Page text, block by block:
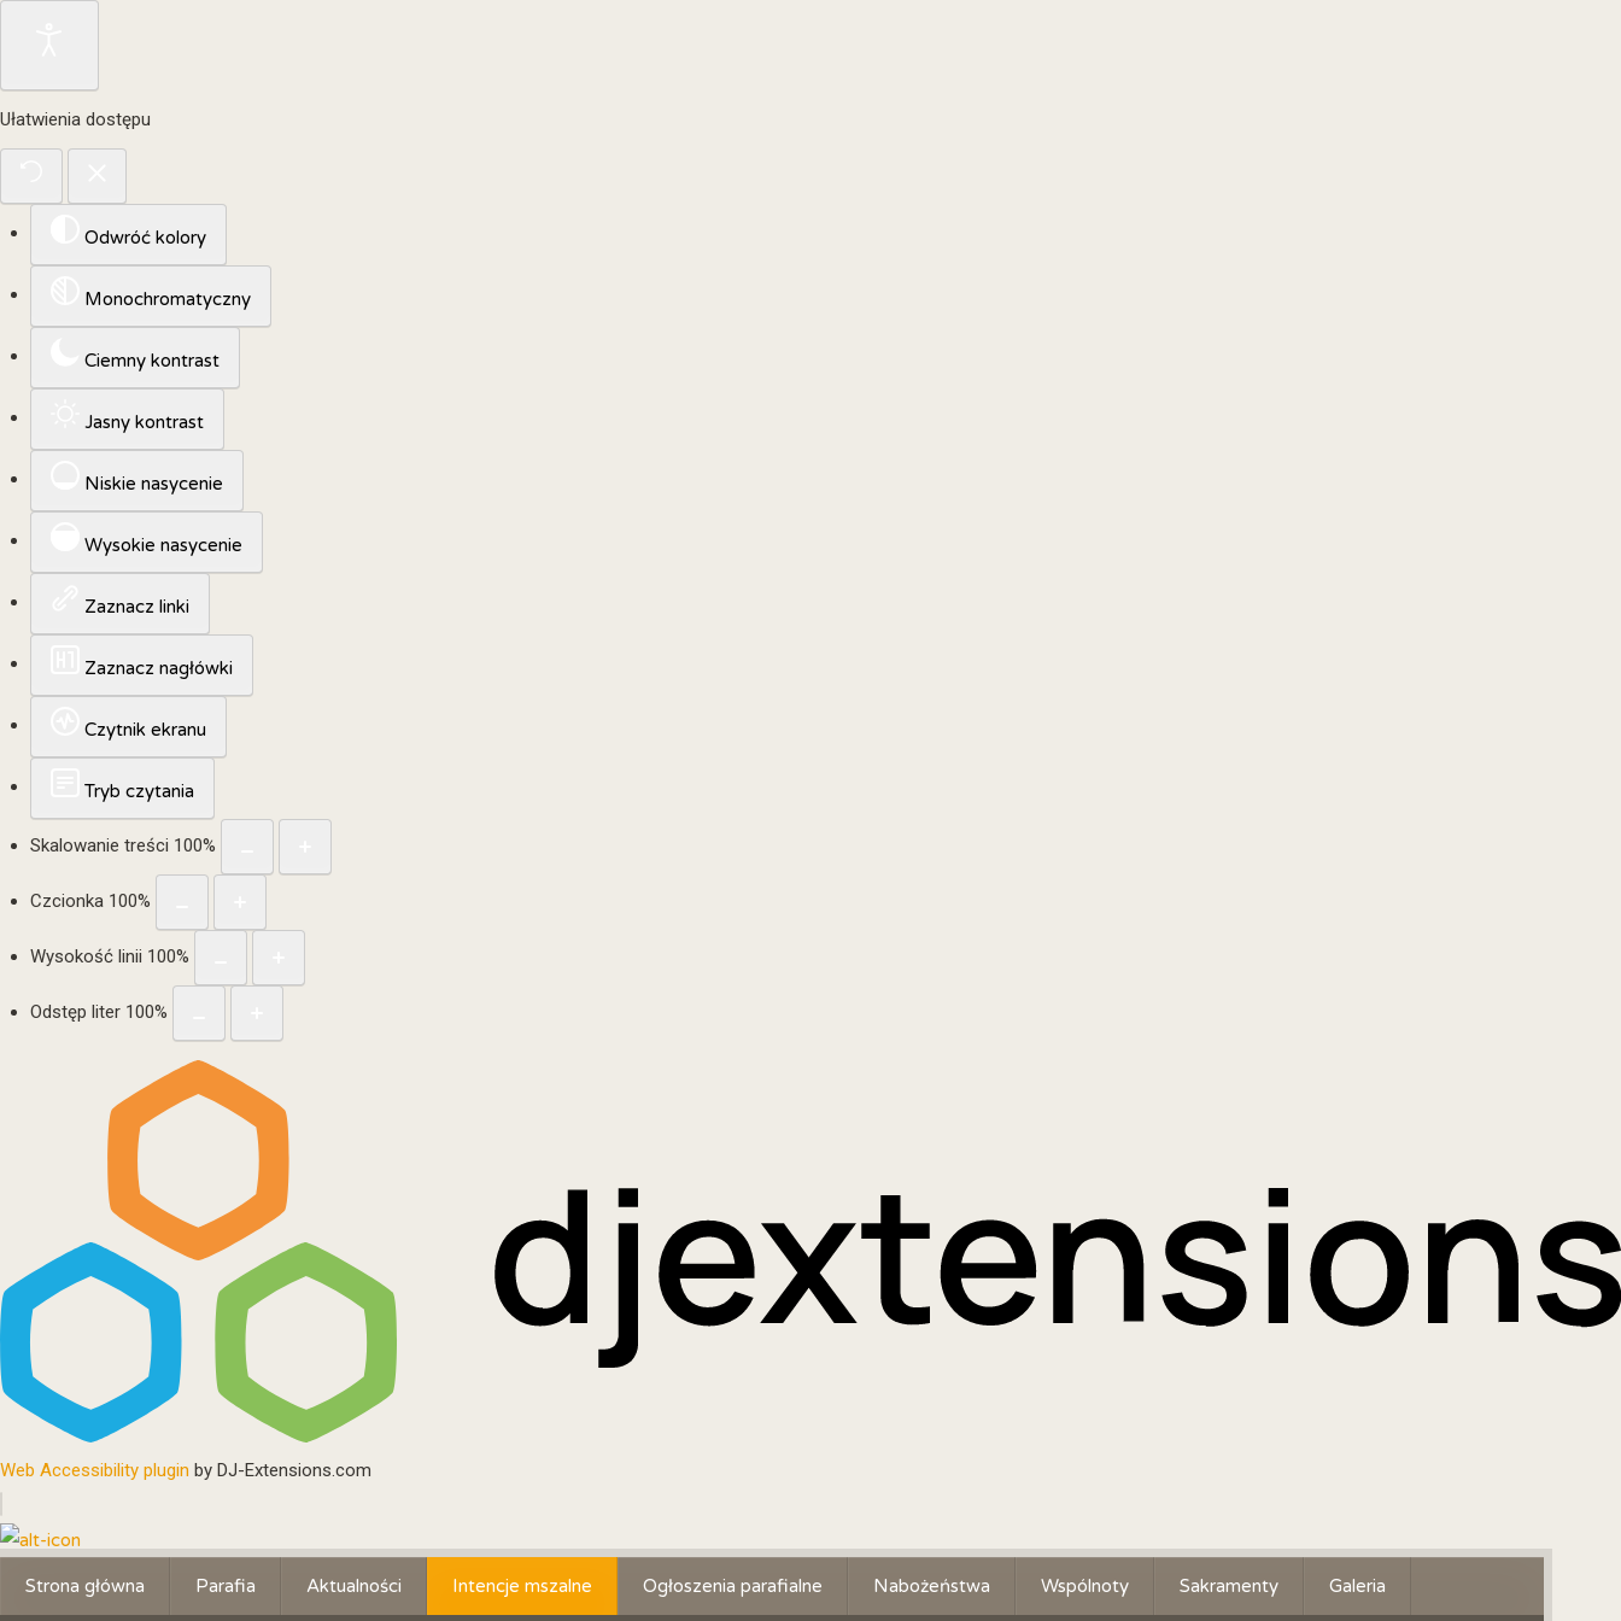
Ułatwienia dostępu
Odwróć kolory
Monochromatyczny
Ciemny kontrast
Jasny kontrast
Niskie nasycenie
Wysokie nasycenie
Zaznacz linki
Zaznacz nagłówki
Czytnik ekranu
Tryb czytania
Skalowanie treści 100%
Czcionka 100%
Wysokość linii 100%
Odstęp liter 100%
Web Accessibility plugin by DJ-Extensions.com
Strona główna Parafia Aktualności Intencje mszalne Ogłoszenia parafialne Nabożeństwa Wspólnoty Sakramenty Galeria